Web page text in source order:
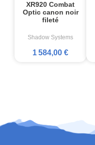
XR920 Combat
Optic canon noir
fileté
Shadow Systems
1 584,00 €